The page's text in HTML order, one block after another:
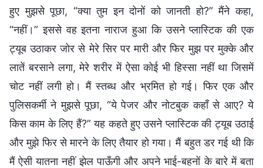
हुए मुझसे पूछा, “क्या तुम इन दोनों को जानती हो?” मैंने कहा,
“नहीं।” इससे वह इतना नाराज हुआ कि उसने प्लास्टिक की एक
ट्यूब उठाकर जोर से मेरे सिर पर मारी और फिर मुझ पर मुक्के और
लातें बरसाने लगा, मेरे शरीर में ऐसा कोई भी हिस्सा नहीं था जिसमें
चोट नहीं लगी हो। मैं स्तब्ध और भ्रमित हो गई। फिर एक और
पुलिसकर्मी ने मुझसे पूछा, “ये पेजर और नोटबुक कहाँ से आए? ये
किस काम के लिए हैं?” यह कहते हुए उसने प्लास्टिक की ट्यूब उठाई
और मुझे फिर से मारने के लिए तैयार हो गया। मैं बहुत डर गई थी कि
मैं ऐसी यातना नहीं झेल पाऊँगी और अपने भाई-बहनों के बारे में बता